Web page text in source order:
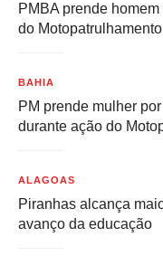
PMBA prende
do
BAHIA
PM prende mulher
durante ação do
ALAGOAS
Piranhas alcança
avanço da educação